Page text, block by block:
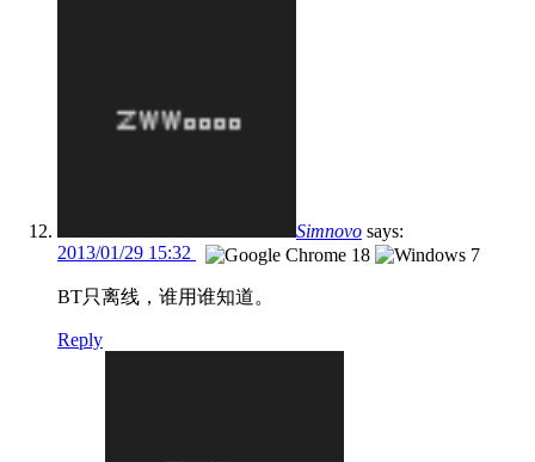
Simnovo says:
2013/01/29 15:32
BT只离线，谁用谁知道。
Reply